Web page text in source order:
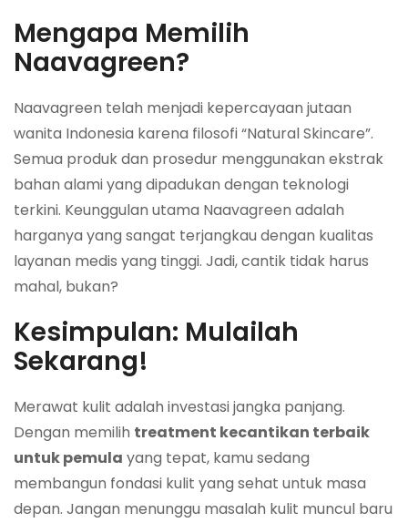
Mengapa Memilih
Naavagreen?
Naavagreen telah menjadi kepercayaan jutaan
wanita Indonesia karena filosofi “Natural Skincare”.
Semua produk dan prosedur menggunakan ekstrak
bahan alami yang dipadukan dengan teknologi
terkini. Keunggulan utama Naavagreen adalah
harganya yang sangat terjangkau dengan kualitas
layanan medis yang tinggi. Jadi, cantik tidak harus
mahal, bukan?
Kesimpulan: Mulailah
Sekarang!
Merawat kulit adalah investasi jangka panjang.
Dengan memilih treatment kecantikan terbaik
untuk pemula yang tepat, kamu sedang
membangun fondasi kulit yang sehat untuk masa
depan. Jangan menunggu masalah kulit muncul baru